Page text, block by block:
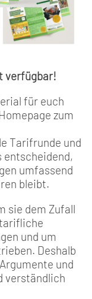
verfügbar!
für euch
zum
Tarifrunde und
entscheidend,
umfassend
bleibt.
sie dem Zufall
und um
Deshalb
und
verständlich